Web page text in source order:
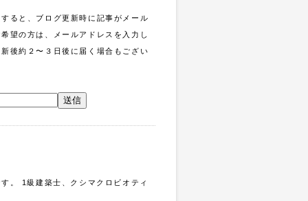
ると、ブログ更新時に記事がメール
望の方は、メールアドレスを入力し
後約２〜３日後に届く場合もござい
。 1級建築士、クシマクロビオティ